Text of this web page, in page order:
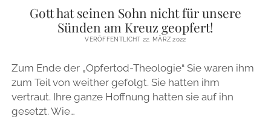
IMPRESSUM
instagram
email
Gott hat seinen Sohn nicht für unsere
Sünden am Kreuz geopfert!
VERÖFFENTLICHT 22. MÄRZ 2022
Zum Ende der „Opfertod-Theologie“ Sie waren ihm
zum Teil von weither gefolgt. Sie hatten ihm
vertraut. Ihre ganze Hoffnung hatten sie auf ihn
gesetzt. Wie…